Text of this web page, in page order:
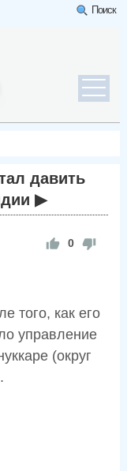
Поиск
давить
▶
0
того, как его
управление
(округ